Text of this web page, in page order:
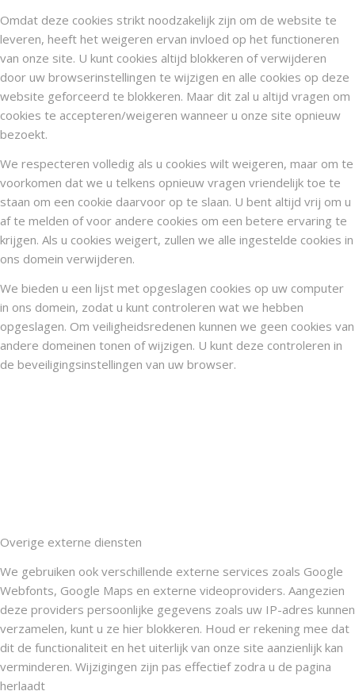
Omdat deze cookies strikt noodzakelijk zijn om de website te
leveren, heeft het weigeren ervan invloed op het functioneren
van onze site. U kunt cookies altijd blokkeren of verwijderen
door uw browserinstellingen te wijzigen en alle cookies op deze
website geforceerd te blokkeren. Maar dit zal u altijd vragen om
cookies te accepteren/weigeren wanneer u onze site opnieuw
bezoekt.
We respecteren volledig als u cookies wilt weigeren, maar om te
voorkomen dat we u telkens opnieuw vragen vriendelijk toe te
staan om een cookie daarvoor op te slaan. U bent altijd vrij om u
af te melden of voor andere cookies om een betere ervaring te
krijgen. Als u cookies weigert, zullen we alle ingestelde cookies in
ons domein verwijderen.
We bieden u een lijst met opgeslagen cookies op uw computer
in ons domein, zodat u kunt controleren wat we hebben
opgeslagen. Om veiligheidsredenen kunnen we geen cookies van
andere domeinen tonen of wijzigen. U kunt deze controleren in
de beveiligingsinstellingen van uw browser.
Overige externe diensten
We gebruiken ook verschillende externe services zoals Google
Webfonts, Google Maps en externe videoproviders. Aangezien
deze providers persoonlijke gegevens zoals uw IP-adres kunnen
verzamelen, kunt u ze hier blokkeren. Houd er rekening mee dat
dit de functionaliteit en het uiterlijk van onze site aanzienlijk kan
verminderen. Wijzigingen zijn pas effectief zodra u de pagina
herlaadt